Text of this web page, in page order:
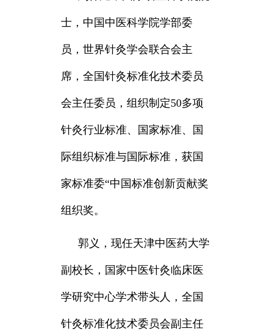
士，中国中医科学院学部委
员，世界针灸学会联合会主
席，全国针灸标准化技术委员
会主任委员，组织制定50多项
针灸行业标准、国家标准、国
际组织标准与国际标准，获国
家标准委“中国标准创新贡献奖
组织奖。
郭义， 现任天津中医药大学
副校长，国家中医针灸临床医
学研究中心学术带头人，全国
针灸标准化技术委员会副主任